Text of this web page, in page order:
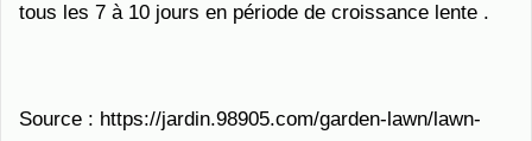
tous les 7 à 10 jours en période de croissance lente .
Source : https://jardin.98905.com/garden-lawn/lawn-